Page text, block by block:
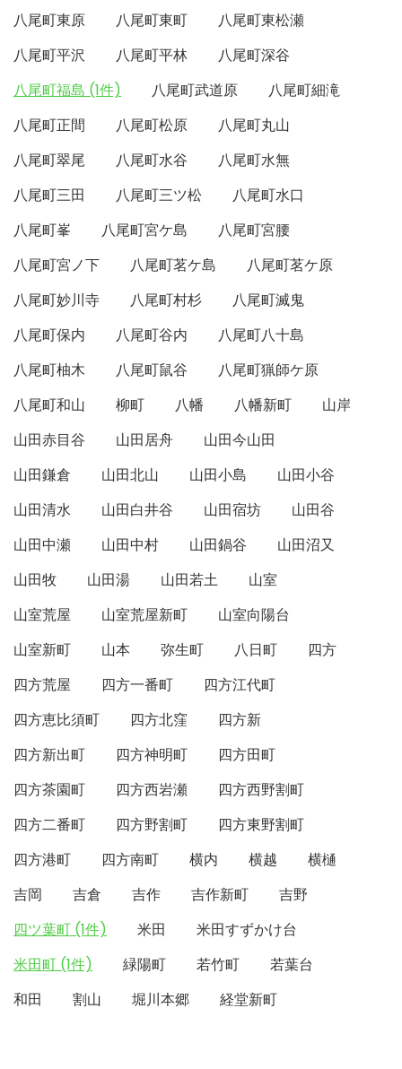
八尾町東原
八尾町東町
八尾町東松瀬
八尾町平沢
八尾町平林
八尾町深谷
八尾町福島 (1件)
八尾町武道原
八尾町細滝
八尾町正間
八尾町松原
八尾町丸山
八尾町翠尾
八尾町水谷
八尾町水無
八尾町三田
八尾町三ツ松
八尾町水口
八尾町峯
八尾町宮ケ島
八尾町宮腰
八尾町宮ノ下
八尾町茗ケ島
八尾町茗ケ原
八尾町妙川寺
八尾町村杉
八尾町滅鬼
八尾町保内
八尾町谷内
八尾町八十島
八尾町柚木
八尾町鼠谷
八尾町猟師ケ原
八尾町和山
柳町 八幡 八幡新町
山岸
山田赤目谷
山田居舟
山田今山田
山田鎌倉
山田北山 山田小島
山田小谷
山田清水
山田白井谷 山田宿坊
山田谷
山田中瀬
山田中村 山田鍋谷
山田沼又
山田牧
山田湯 山田若土
山室
山室荒屋
山室荒屋新町
山室向陽台
山室新町
山本 弥生町 八日町
四方
四方荒屋
四方一番町
四方江代町
四方恵比須町
四方北窪
四方新
四方新出町
四方神明町
四方田町
四方茶園町
四方西岩瀬
四方西野割町
四方二番町
四方野割町
四方東野割町
四方港町
四方南町 横内 横越
横樋
吉岡
吉倉 吉作 吉作新町
吉野
四ツ葉町 (1件)
米田
米田すずかけ台
米田町 (1件)
緑陽町 若竹町
若葉台
和田
割山 堀川本郷 経堂新町